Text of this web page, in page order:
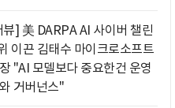
뷰] 美 DARPA AI 사이버 챌린
이끈 김태수 마이크로소프트
"AI 모델보다 중요한건 운영
거버넌스"